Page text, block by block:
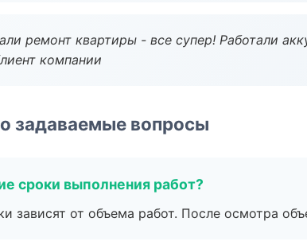
ремонт квартиры - все супер! Работали
компании
задаваемые вопросы
сроки выполнения работ?
зависят от объема работ. После осмотра